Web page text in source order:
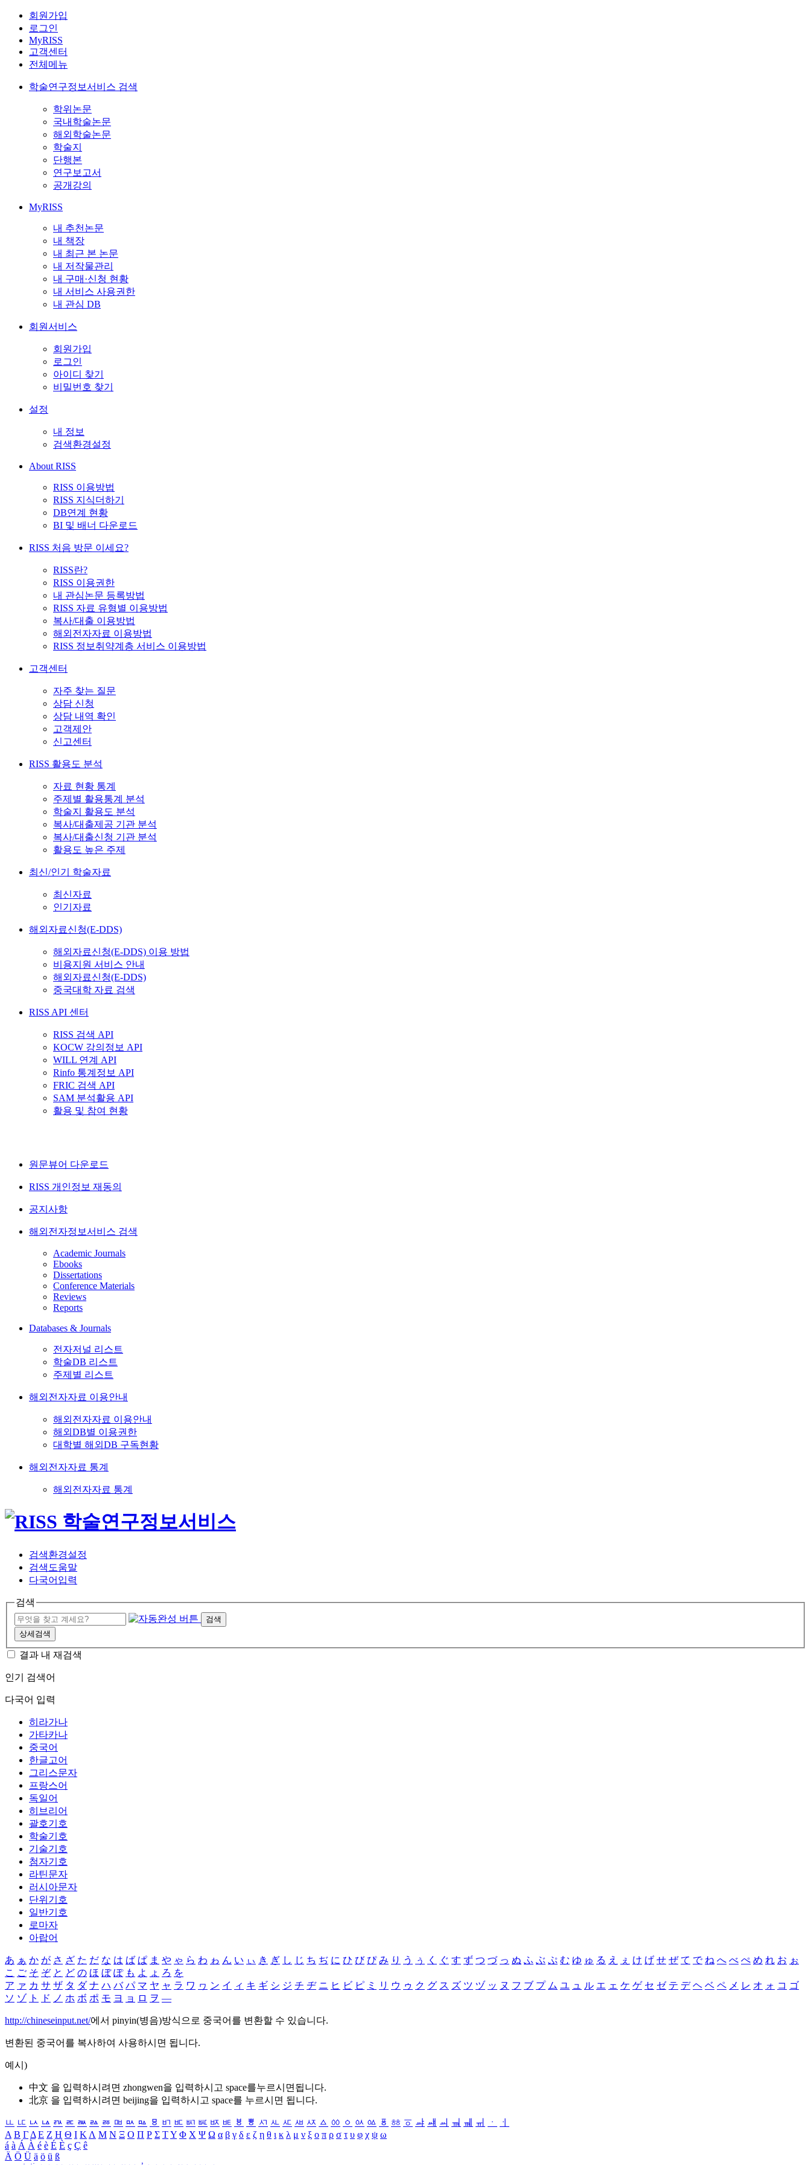
회원가입
로그인
MyRISS
고객센터
전체메뉴
학술연구정보서비스 검색
학위논문
국내학술논문
해외학술논문
학술지
단행본
연구보고서
공개강의
MyRISS
내 추천논문
내 책장
내 최근 본 논문
내 저작물관리
내 구매·신청 현황
내 서비스 사용권한
내 관심 DB
회원서비스
회원가입
로그인
아이디 찾기
비밀번호 찾기
설정
내 정보
검색환경설정
About RISS
RISS 이용방법
RISS 지식더하기
DB연계 현황
BI 및 배너 다운로드
RISS 처음 방문 이세요?
RISS란?
RISS 이용권한
내 관심논문 등록방법
RISS 자료 유형별 이용방법
복사/대출 이용방법
해외전자자료 이용방법
RISS 정보취약계층 서비스 이용방법
고객센터
자주 찾는 질문
상담 신청
상담 내역 확인
고객제안
신고센터
RISS 활용도 분석
자료 현황 통계
주제별 활용통계 분석
학술지 활용도 분석
복사/대출제공 기관 분석
복사/대출신청 기관 분석
활용도 높은 주제
최신/인기 학술자료
최신자료
인기자료
해외자료신청(E-DDS)
해외자료신청(E-DDS) 이용 방법
비용지원 서비스 안내
해외자료신청(E-DDS)
중국대학 자료 검색
RISS API 센터
RISS 검색 API
KOCW 강의정보 API
WILL 연계 API
Rinfo 통계정보 API
FRIC 검색 API
SAM 분석활용 API
활용 및 참여 현황
원문뷰어 다운로드
RISS 개인정보 재동의
공지사항
해외전자정보서비스 검색
Academic Journals
Ebooks
Dissertations
Conference Materials
Reviews
Reports
Databases & Journals
전자저널 리스트
학술DB 리스트
주제별 리스트
해외전자자료 이용안내
해외전자자료 이용안내
해외DB별 이용권한
대학별 해외DB 구독현황
해외전자자료 통계
해외전자자료 통계
검색환경설정
검색도움말
다국어입력
검색
검색
상세검색
결과 내 재검색
인기 검색어
다국어 입력
히라가나
가타카나
중국어
한글고어
그리스문자
프랑스어
독일어
히브리어
괄호기호
학술기호
기술기호
첨자기호
라틴문자
러시아문자
단위기호
일반기호
로마자
아랍어
あ ぁ か が さ ざ た だ な は ば ぱ ま や ゃ ら わ ゎ ん い ぃ き ぎ し じ ち ぢ に ひ び ぴ み り う ぅ く ぐ す ず つ づ っ ぬ ふ ぶ ぷ む ゆ ゅ る え ぇ け げ せ ぜ て で ね へ べ ぺ め れ お ぉ
こ ご そ ぞ と ど の ほ ぼ ぽ も よ ょ ろ を
ア ァ カ サ ザ タ ダ ナ ハ バ パ マ ヤ ャ ラ ワ ヮ ン イ ィ キ ギ シ ジ チ ヂ ニ ヒ ビ ピ ミ リ ウ ゥ ク グ ス ズ ツ ヅ ッ ヌ フ ブ プ ム ユ ュ ル エ ェ ケ ゲ セ ゼ テ デ ヘ ベ ペ メ レ オ ォ コ ゴ
ソ ゾ ト ド ノ ホ ボ ポ モ ヨ ョ ロ ヲ ―
http://chineseinput.net/에서 pinyin(병음)방식으로 중국어를 변환할 수 있습니다.
변환된 중국어를 복사하여 사용하시면 됩니다.
예시)
中文 을 입력하시려면 zhongwen을 입력하시고 space를누르시면됩니다.
北京 을 입력하시려면 beijing을 입력하시고 space를 누르시면 됩니다.
ㅥ ㅦ ㅧ ㅨ ㅩ ㅪ ㅫ ㅬ ㅭ ㅮ ㅯ ㅰ ㅱ ㅲ ㅳ ㅴ ㅵ ㅶ ㅷ ㅸ ㅹ ㅺ ㅻ ㅼ ㅽ ㅾ ㅿ ㆀ ㆁ ㆂ ㆃ ㆄ ㆅ ㆆ ㆇ ㆈ ㆉ ㆊ ㆋ ㆌ ㆍ
ㆎ
Α Β ΓΔ Ε Ζ Η Θ Ι ΚΛ Μ Ν Ξ Ο Π Ρ Σ ΤΥ Φ Χ Ψ Ω α β γ δ ε ζ η θ ι κ λ μ ν ξ ο π ρ σ τ υ φ χ ψ ω
á à Á À é è É È ç Ç ê
Ä Ö Ü ä ö ü ß